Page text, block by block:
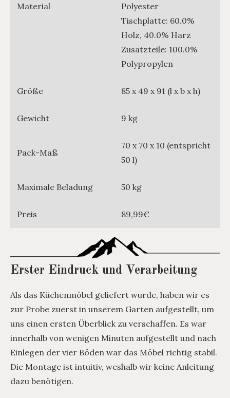
Material
Polyester
Tischplatte: 60.0%
Holz, 40.0% Harz
Zusatzteile: 100.0%
Polypropylen
Größe 85 x 49 x 91 (l x b x h)
Gewicht 9 kg
Pack-Maß
70 x 70 x 10 (entspricht
50 l)
Maximale Beladung 50 kg
Preis 89,99€
Erster Eindruck und Verarbeitung
Als das Küchenmöbel geliefert wurde, haben wir es
zur Probe zuerst in unserem Garten aufgestellt, um
uns einen ersten Überblick zu verschaffen. Es war
innerhalb von wenigen Minuten aufgestellt und nach
Einlegen der vier Böden war das Möbel richtig stabil.
Die Montage ist intuitiv, weshalb wir keine Anleitung
dazu benötigen.